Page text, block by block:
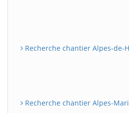
Recherche chantier Alpes-de-
Recherche chantier Alpes-